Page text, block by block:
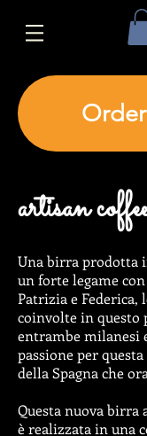
artisan
Una birra prodotta
un forte legame
Patrizia e Federica,
coinvolte in questo
entrambe milanesi
passione per
della Spagna che
Questa nuova birra
è realizzata in una